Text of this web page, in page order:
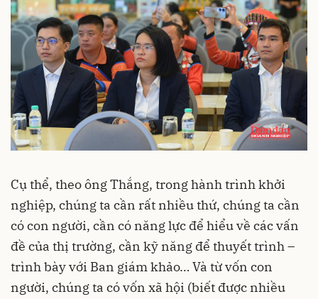
Cụ thể, theo ông Thắng, trong hành trình khởi
nghiệp, chúng ta cần rất nhiều thứ, chúng ta cần
có con người, cần có năng lực để hiểu về các vấn
đề của thị trường, cần kỹ năng để thuyết trình –
trình bày với Ban giám khảo… Và từ vốn con
người, chúng ta có vốn xã hội (biết được nhiều